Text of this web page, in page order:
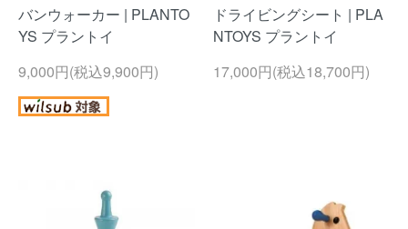
バンウォーカー | PLANTO
YS プラントイ
9,000円(税込9,900円)
ドライビングシート | PLA
NTOYS プラントイ
17,000円(税込18,700円)